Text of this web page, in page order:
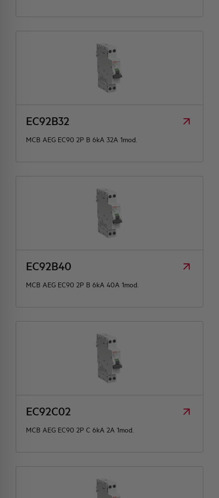
EC92B32
MCB AEG EC90 2P B 6kA 32A 1mod.
EC92B40
MCB AEG EC90 2P B 6kA 40A 1mod.
EC92C02
MCB AEG EC90 2P C 6kA 2A 1mod.